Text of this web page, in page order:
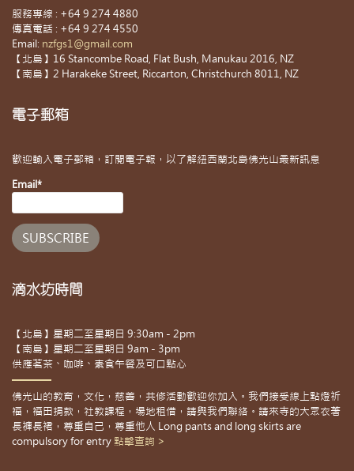
服務專線 : +64 9 274 4880
傳真電話 : +64 9 274 4550
Email: nzfgs1@gmail.com
【北島】16 Stancombe Road, Flat Bush, Manukau 2016, NZ
【南島】2 Harakeke Street, Riccarton, Christchurch 8011, NZ
電子郵箱
歡迎輸入電子郵箱，訂閱電子報，以了解紐西蘭北島佛光山最新訊息
Email*
滴水坊時間
【北島】星期二至星期日 9:30am - 2pm
【南島】星期二至星期日 9am - 3pm
供應茗茶、咖啡、素食午餐及可口點心
佛光山的教育，文化，慈善，共修活動歡迎你加入。我們接受線上點燈祈
福，福田捐款，社教課程，場地租借，請與我們聯絡。請來寺的大眾衣著
長褲長裙，尊重自己，尊重他人 Long pants and long skirts are
compulsory for entry 點擊查詢 >